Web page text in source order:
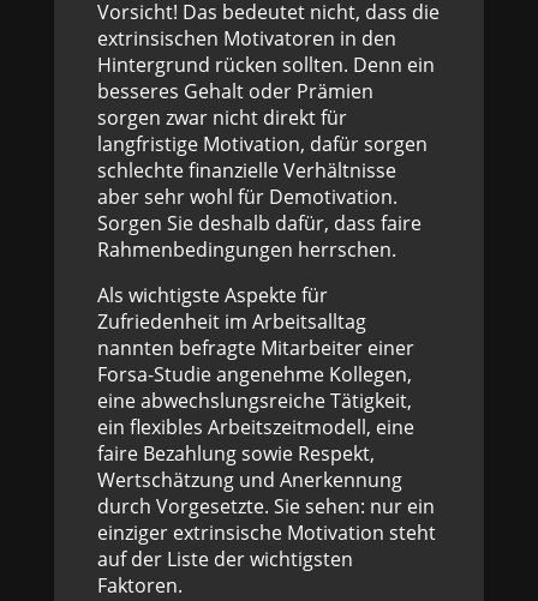
Vorsicht! Das bedeutet nicht, dass die
extrinsischen Motivatoren in den
Hintergrund rücken sollten. Denn ein
besseres Gehalt oder Prämien
sorgen zwar nicht direkt für
langfristige Motivation, dafür sorgen
schlechte finanzielle Verhältnisse
aber sehr wohl für Demotivation.
Sorgen Sie deshalb dafür, dass faire
Rahmenbedingungen herrschen.
Als wichtigste Aspekte für
Zufriedenheit im Arbeitsalltag
nannten befragte Mitarbeiter einer
Forsa-Studie angenehme Kollegen,
eine abwechslungsreiche Tätigkeit,
ein flexibles Arbeitszeitmodell, eine
faire Bezahlung sowie Respekt,
Wertschätzung und Anerkennung
durch Vorgesetzte. Sie sehen: nur ein
einziger extrinsische Motivation steht
auf der Liste der wichtigsten
Faktoren.